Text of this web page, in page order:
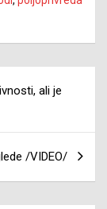
ali je
/VIDEO/